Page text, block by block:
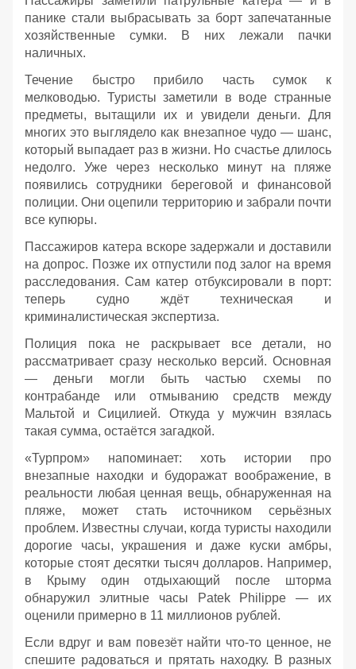
панике стали выбрасывать за борт запечатанные
хозяйственные сумки. В них лежали пачки
наличных.
Течение быстро прибило часть сумок к
мелководью. Туристы заметили в воде странные
предметы, вытащили их и увидели деньги. Для
многих это выглядело как внезапное чудо — шанс,
который выпадает раз в жизни. Но счастье длилось
недолго. Уже через несколько минут на пляже
появились сотрудники береговой и финансовой
полиции. Они оцепили территорию и забрали почти
все купюры.
Пассажиров катера вскоре задержали и доставили
на допрос. Позже их отпустили под залог на время
расследования. Сам катер отбуксировали в порт:
теперь судно ждёт техническая и
криминалистическая экспертиза.
Полиция пока не раскрывает все детали, но
рассматривает сразу несколько версий. Основная
— деньги могли быть частью схемы по
контрабанде или отмыванию средств между
Мальтой и Сицилией. Откуда у мужчин взялась
такая сумма, остаётся загадкой.
«Турпром» напоминает: хоть истории про
внезапные находки и будоражат воображение, в
реальности любая ценная вещь, обнаруженная на
пляже, может стать источником серьёзных
проблем. Известны случаи, когда туристы находили
дорогие часы, украшения и даже куски амбры,
которые стоят десятки тысяч долларов. Например,
в Крыму один отдыхающий после шторма
обнаружил элитные часы Patek Philippe — их
оценили примерно в 11 миллионов рублей.
Если вдруг и вам повезёт найти что‑то ценное, не
спешите радоваться и прятать находку. В разных